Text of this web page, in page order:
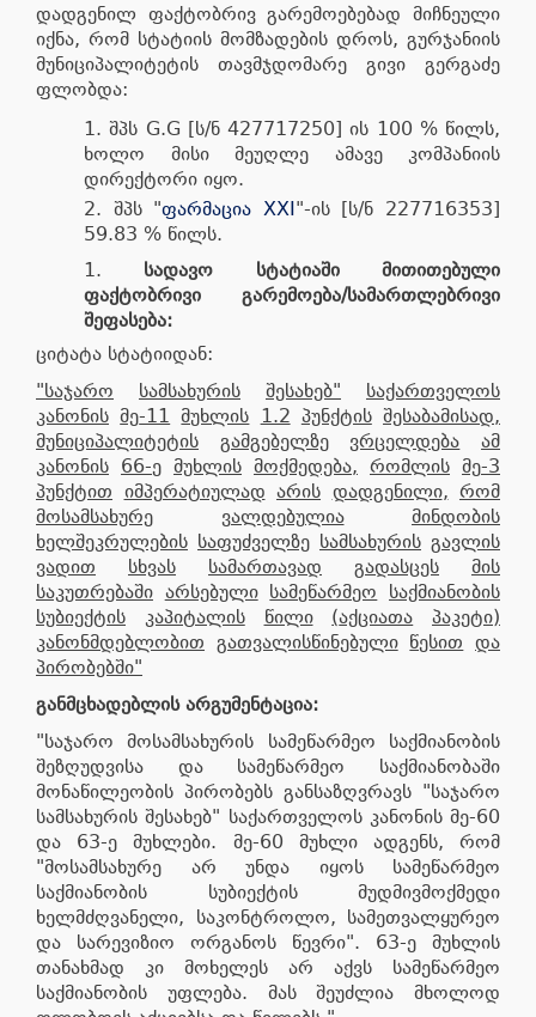
დადგენილ ფაქტობრივ გარემოებებად მიჩნეული
იქნა, რომ სტატიის მომზადების დროს, გურჯანიის
მუნიციპალიტეტის თავმჯდომარე გივი გერგაძე
ფლობდა:
შპს G.G [ს/ნ 427717250] ის 100 % წილს,
ხოლო მისი მეუღლე ამავე კომპანიის
დირექტორი იყო.
შპს "ფარმაცია XXI"-ის [ს/ნ 227716353]
59.83 % წილს.
სადავო
სტატიაში
მითითებული
ფაქტობრივი
გარემოება/სამართლებრივი
შეფასება:
ციტატა სტატიიდან:
"საჯარო სამსახურის შესახებ"
საქართველოს
კანონის მე-11 მუხლის 1.2 პუნქტის შესაბამისად,
მუნიციპალიტეტის
გამგებელზე ვრცელდება
ამ
კანონის 66-ე მუხლის მოქმედება, რომლის მე-3
პუნქტით იმპერატიულად არის დადგენილი, რომ
მოსამსახურე
ვალდებულია
მინდობის
ხელშეკრულების საფუძველზე სამსახურის გავლის
ვადით
სხვას სამართავად გადასცეს
მის
საკუთრებაში არსებული სამეწარმეო
საქმიანობის
სუბიექტის
კაპიტალის წილი (აქციათა პაკეტი)
კანონმდებლობით გათვალისწინებული წესით და
პირობებში"
განმცხადებლის არგუმენტაცია:
"საჯარო მოსამსახურის სამეწარმეო საქმიანობის
შეზღუდვისა და სამეწარმეო საქმიანობაში
მონაწილეობის პირობებს განსაზღვრავს "საჯარო
სამსახურის შესახებ" საქართველოს კანონის მე-60
და 63-ე მუხლები. მე-60 მუხლი ადგენს, რომ
"მოსამსახურე არ უნდა იყოს სამეწარმეო
საქმიანობის სუბიექტის მუდმივმოქმედი
ხელმძღვანელი, საკონტროლო, სამეთვალყურეო
და სარევიზიო ორგანოს წევრი". 63-ე მუხლის
თანახმად კი მოხელეს არ აქვს სამეწარმეო
საქმიანობის უფლება. მას შეუძლია მხოლოდ